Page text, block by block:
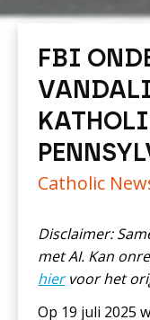
FBI
Catholic
Disclaimer:
met AI. Kan
hiervoor het
Op 19 juli 2025